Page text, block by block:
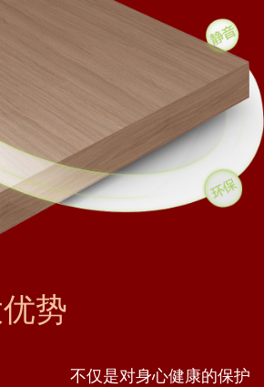
势
不仅是对身心健康的保护